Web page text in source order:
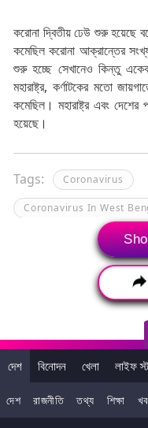
করোনা দ্বিতীয় ঢেউ শুরু হয়েছে
কমেছিল করোনা আক্রান্তের
শুরু হচ্ছে সেখানেও কিন্তু
মহারাষ্ট্র, কর্ণাটকের মতো
কমেছিল। মহারাষ্ট্র এবং
হয়েছে।
Tags: Coronavirus
Coronavirus In West
COVID-19 Cases In
দেশ বিনোদন খেলা লাইফ
দেশ রাজনীতি তথ্য শিক্ষা